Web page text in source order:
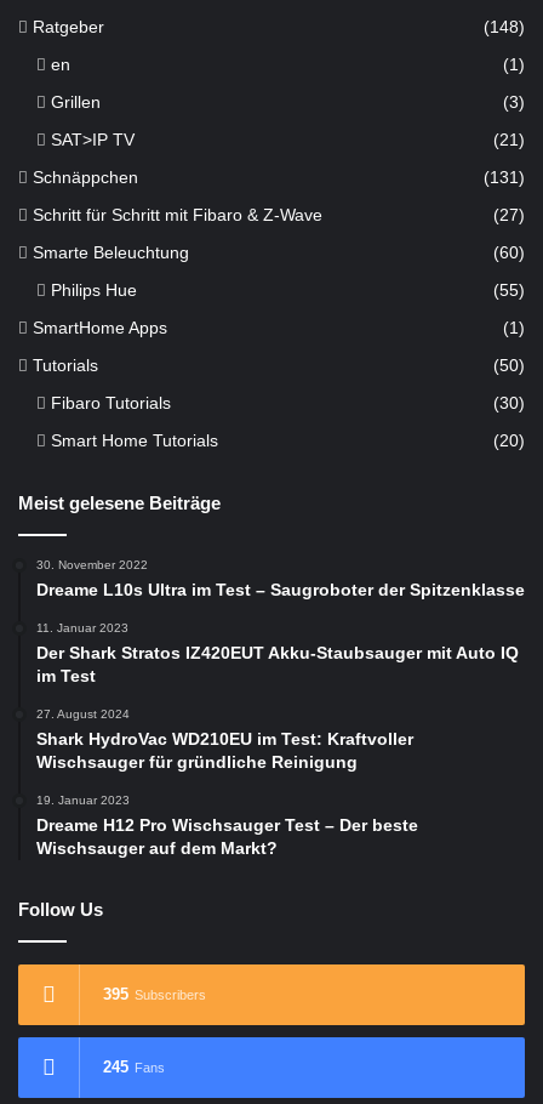
Ratgeber (148)
en
(1)
Grillen
(3)
SAT>IP TV
(21)
Schnäppchen (131)
Schritt für Schritt mit Fibaro & Z-Wave (27)
Smarte Beleuchtung (60)
Philips Hue (55)
SmartHome Apps (1)
Tutorials (50)
Fibaro Tutorials
(30)
Smart Home Tutorials
(20)
Meist gelesene Beiträge
30. November 2022
Dreame L10s Ultra im Test – Saugroboter der Spitzenklasse
11. Januar 2023
Der Shark Stratos IZ420EUT Akku-Staubsauger mit Auto IQ
im Test
27. August 2024
Shark HydroVac WD210EU im Test: Kraftvoller
Wischsauger für gründliche Reinigung
19. Januar 2023
Dreame H12 Pro Wischsauger Test – Der beste
Wischsauger auf dem Markt?
Follow Us
395 Subscribers
245 Fans